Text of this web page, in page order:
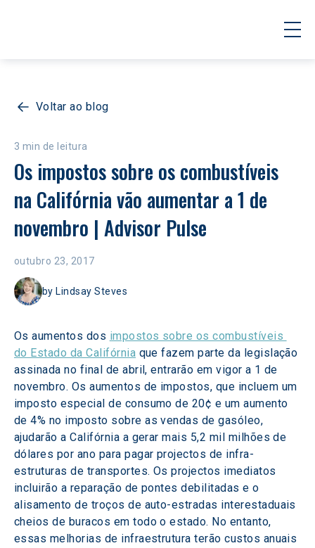
Voltar ao blog
3 min de leitura
Os impostos sobre os combustíveis
na Califórnia vão aumentar a 1 de
novembro | Advisor Pulse
outubro 23, 2017
by Lindsay Steves
Os aumentos dos impostos sobre os combustíveis
do Estado da Califórnia que fazem parte da legislação
assinada no final de abril, entrarão em vigor a 1 de
novembro. Os aumentos de impostos, que incluem um
imposto especial de consumo de 20¢ e um aumento
de 4% no imposto sobre as vendas de gasóleo,
ajudarão a Califórnia a gerar mais 5,2 mil milhões de
dólares por ano para pagar projectos de infra-
estruturas de transportes. Os projectos imediatos
incluirão a reparação de pontes debilitadas e o
alisamento de troços de auto-estradas interestaduais
cheios de buracos em todo o estado. No entanto,
essas melhorias de infraestrutura terão custos anuais